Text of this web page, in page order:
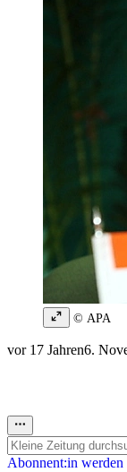
© APA
vor 17 Jahren6.
Abonnent:in werden